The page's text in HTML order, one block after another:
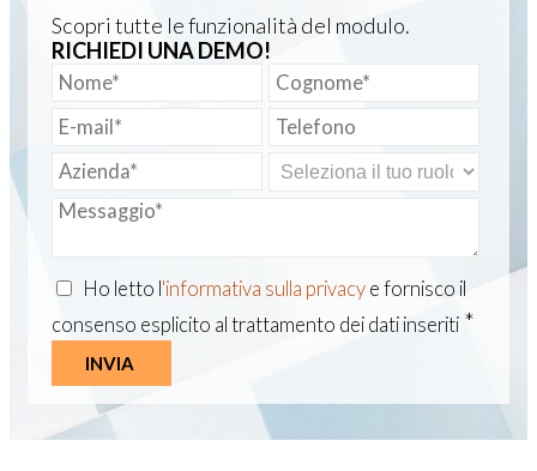
Scopri tutte le funzionalità del modulo.
RICHIEDI UNA DEMO!
Ho letto l 'informativa sulla privacy e fornisco il
consenso esplicito al trattamento dei dati inseriti *